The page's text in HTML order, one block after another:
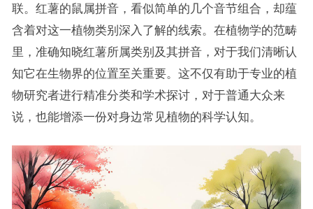
联。红薯的鼠属拼音，看似简单的几个音节组合，却蕴
含着对这一植物类别深入了解的线索。在植物学的范畴
里，准确知晓红薯所属类别及其拼音，对于我们清晰认
知它在生物界的位置至关重要。这不仅有助于专业的植
物研究者进行精准分类和学术探讨，对于普通大众来
说，也能增添一份对身边常见植物的科学认知。